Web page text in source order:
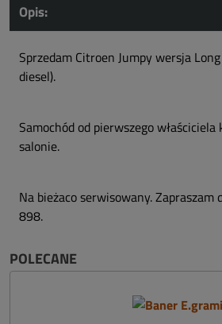
Opis:
Sprzedam Citroen Jumpy wersja
diesel).
Samochód od pierwszego
salonie.
Na bieżaco serwisowany.
898.
POLECANE